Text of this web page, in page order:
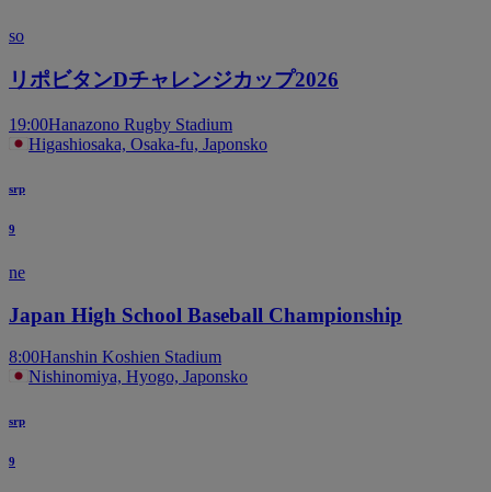
so
リポビタンDチャレンジカップ2026
19:00Hanazono Rugby Stadium
Higashiosaka, Osaka-fu, Japonsko
srp
9
ne
Japan High School Baseball Championship
8:00Hanshin Koshien Stadium
Nishinomiya, Hyogo, Japonsko
srp
9